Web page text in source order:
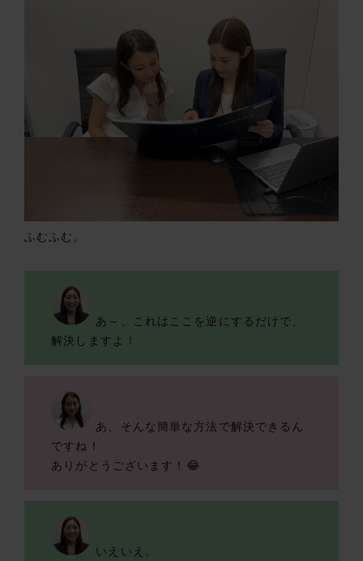
ふむふむ。
あ～、これはここを逆にするだけで、
解決しますよ！
あ、そんな簡単な方法で解決できるん
ですね！
ありがとうございます！😂
いえいえ。